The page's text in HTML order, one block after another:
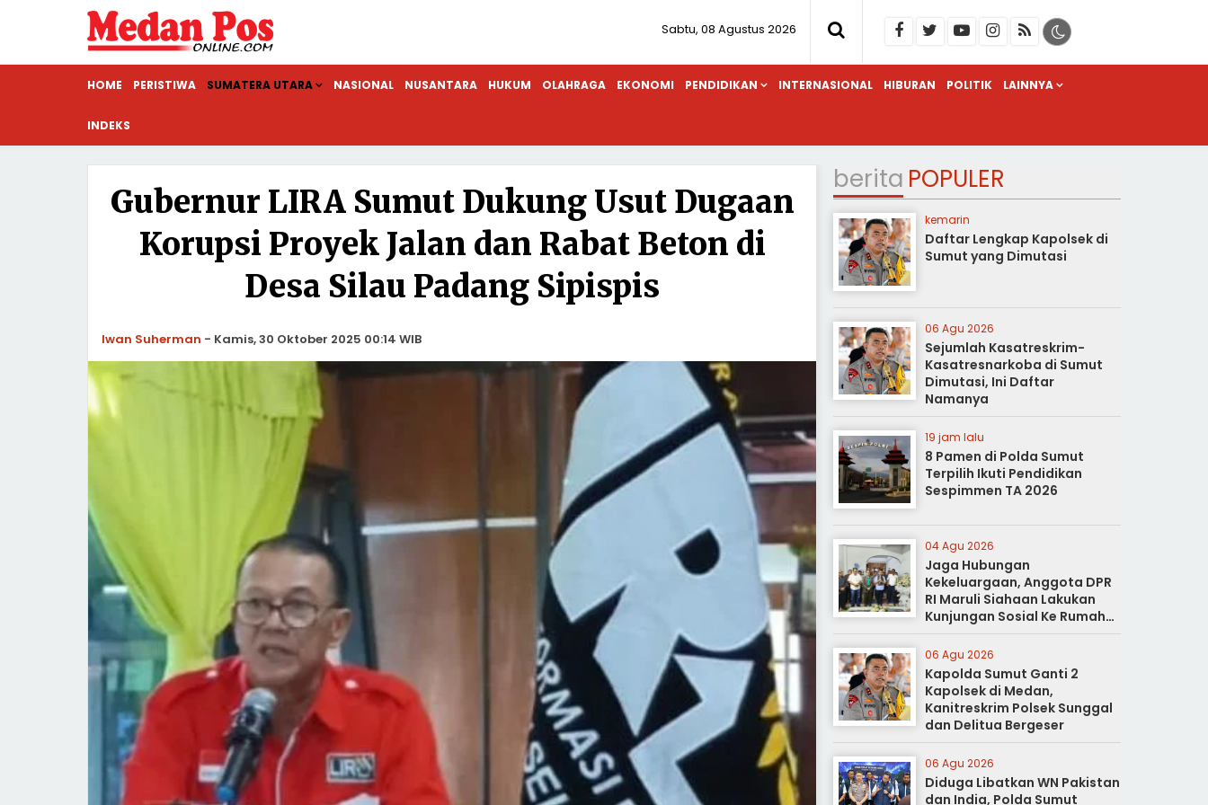
Sabtu, 08 Agustus 2026
HOME PERISTIWA SUMATERA UTARA NASIONAL NUSANTARA HUKUM OLAHRAGA EKONOMI PENDIDIKAN INTERNASIONAL HIBURAN POLITIK LAINNYA
INDEKS
Gubernur LIRA Sumut Dukung Usut Dugaan
Korupsi Proyek Jalan dan Rabat Beton di
Desa Silau Padang Sipispis
Iwan Suherman - Kamis, 30 Oktober 2025 00:14 WIB
berita POPULER
kemarin
Daftar Lengkap Kapolsek di
Sumut yang Dimutasi
06 Agu 2026
Sejumlah Kasatreskrim-
Kasatresnarkoba di Sumut
Dimutasi, Ini Daftar
Namanya
19 jam lalu
8 Pamen di Polda Sumut
Terpilih Ikuti Pendidikan
Sespimmen TA 2026
04 Agu 2026
Jaga Hubungan
Kekeluargaan, Anggota DPR
RI Maruli Siahaan Lakukan
Kunjungan Sosial Ke Rumah
Duka
06 Agu 2026
Kapolda Sumut Ganti 2
Kapolsek di Medan,
Kanitreskrim Polsek Sunggal
dan Delitua Bergeser
06 Agu 2026
Diduga Libatkan WN Pakistan
dan India, Polda Sumut